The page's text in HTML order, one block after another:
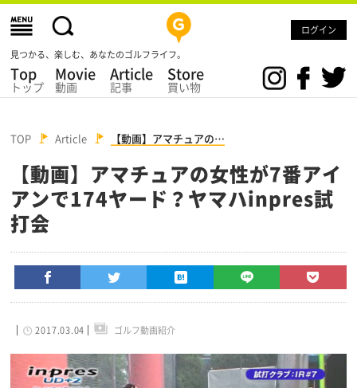
ログイン
見つかる、楽しむ、あなたのゴルフライフ。
Top
トップ
Movie
動画
Article
記事
Store
買い物
TOP Article 【動画】アマチュアの…
【動画】アマチュアの女性が7番アイ
アンで174ヤード？ヤマハinpres試
打会
2017.03.04 ゴルフ動画紹介